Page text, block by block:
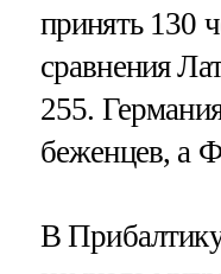
принять 130
сравнения
255.
беженцев, а
В